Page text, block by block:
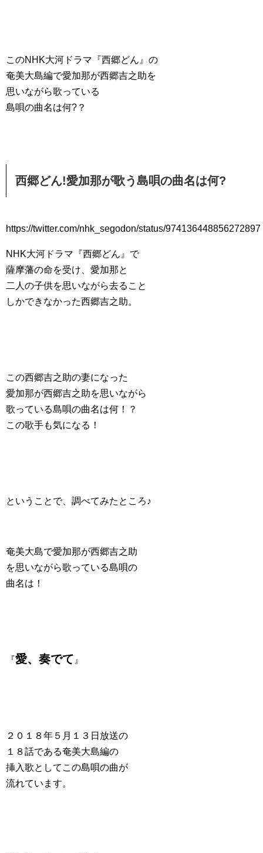
このNHK大河ドラマ『西郷どん』の
奄美大島編で愛加那が西郷吉之助を
思いながら歌っている
島唄の曲名は何?？
西郷どん!愛加那が歌う島唄の曲名は何?
https://twitter.com/nhk_segodon/status/974136448856272897
NHK大河ドラマ『西郷どん』で
薩摩藩の命を受け、愛加那と
二人の子供を思いながら去ること
しかできなかった西郷吉之助。
この西郷吉之助の妻になった
愛加那が西郷吉之助を思いながら
歌っている島唄の曲名は何！？
この歌手も気になる！
ということで、調べてみたところ♪
奄美大島で愛加那が西郷吉之助
を思いながら歌っている島唄の
曲名は！
『愛、奏でて 』
２０１８年５月１３日放送の
１８話である奄美大島編の
挿入歌としてこの島唄の曲が
流れています。